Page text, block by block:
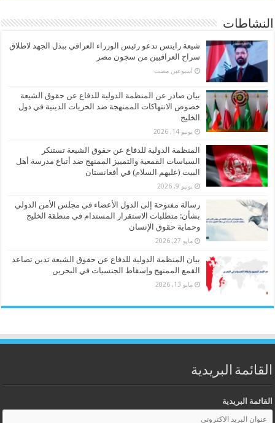
النشاطات
شيعة رايتس تدعو رئيس الوزراء العراقي ببذل الجهد لاطلاق
سراح العراقيين من سجون مصر
‏أسبوعين مضت
بيان صادر عن المنظمة الدولية للدفاع عن حقوق الشيعة
خصوص الانتهاكات الممنهجة ضد الحريات الدينية في دول
الخليج
يونيو 14, 2026
المنظمة الدولية للدفاع عن حقوق الشيعة تستنكر
السياسات القمعية والتمييز الممنهج ضد أتباع مدرسة أهل
البيت (عليهم السلام) في أفغانستان
يونيو 9, 2026
رسالة مفتوحة إلى الدول الأعضاء في مجلس الأمن الدولي
بشأن: متطلبات الاستقرار المستدام في منطقة الخليج
وحماية حقوق الإنسان
مايو 27, 2026
بيان المنظمة الدولية للدفاع عن حقوق الشيعة تدين تصاعد
القمع الممنهج وإسقاط الجنسيات في البحرين
مايو 13, 2026
القائمة البريدية
القائمة البريدية